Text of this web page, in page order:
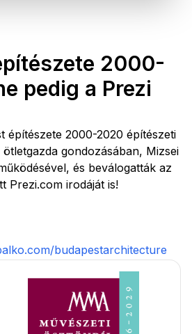
2000-
pedig a Prezi
építészete 2000-2020 építészeti
gondozásában, Mizsei
és beválogatták az
Prezi.com irodáját is!
budapestarchitecture